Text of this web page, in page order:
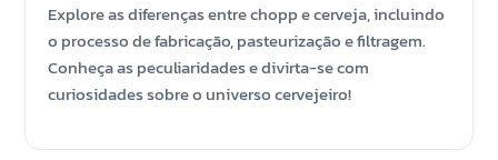
Explore as diferenças entre chopp e cerveja, incluindo
o processo de fabricação, pasteurização e filtragem.
Conheça as peculiaridades e divirta-se com
curiosidades sobre o universo cervejeiro!